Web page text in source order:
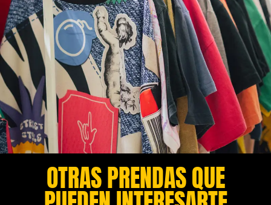
OTRAS PRENDAS QUE